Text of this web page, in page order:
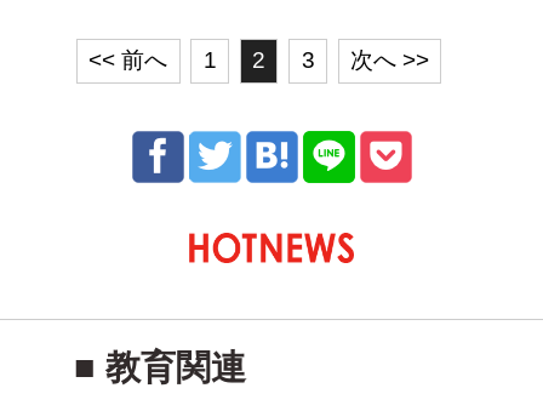
<< 前へ 1 2 3 次へ >>
教育関連